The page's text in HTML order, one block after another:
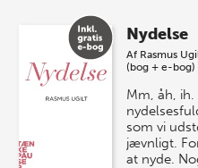
Nydelse
Af Rasmus
(bog + e-bog)
Mm, åh, ih.
som vi
jævnligt.
at nyde.